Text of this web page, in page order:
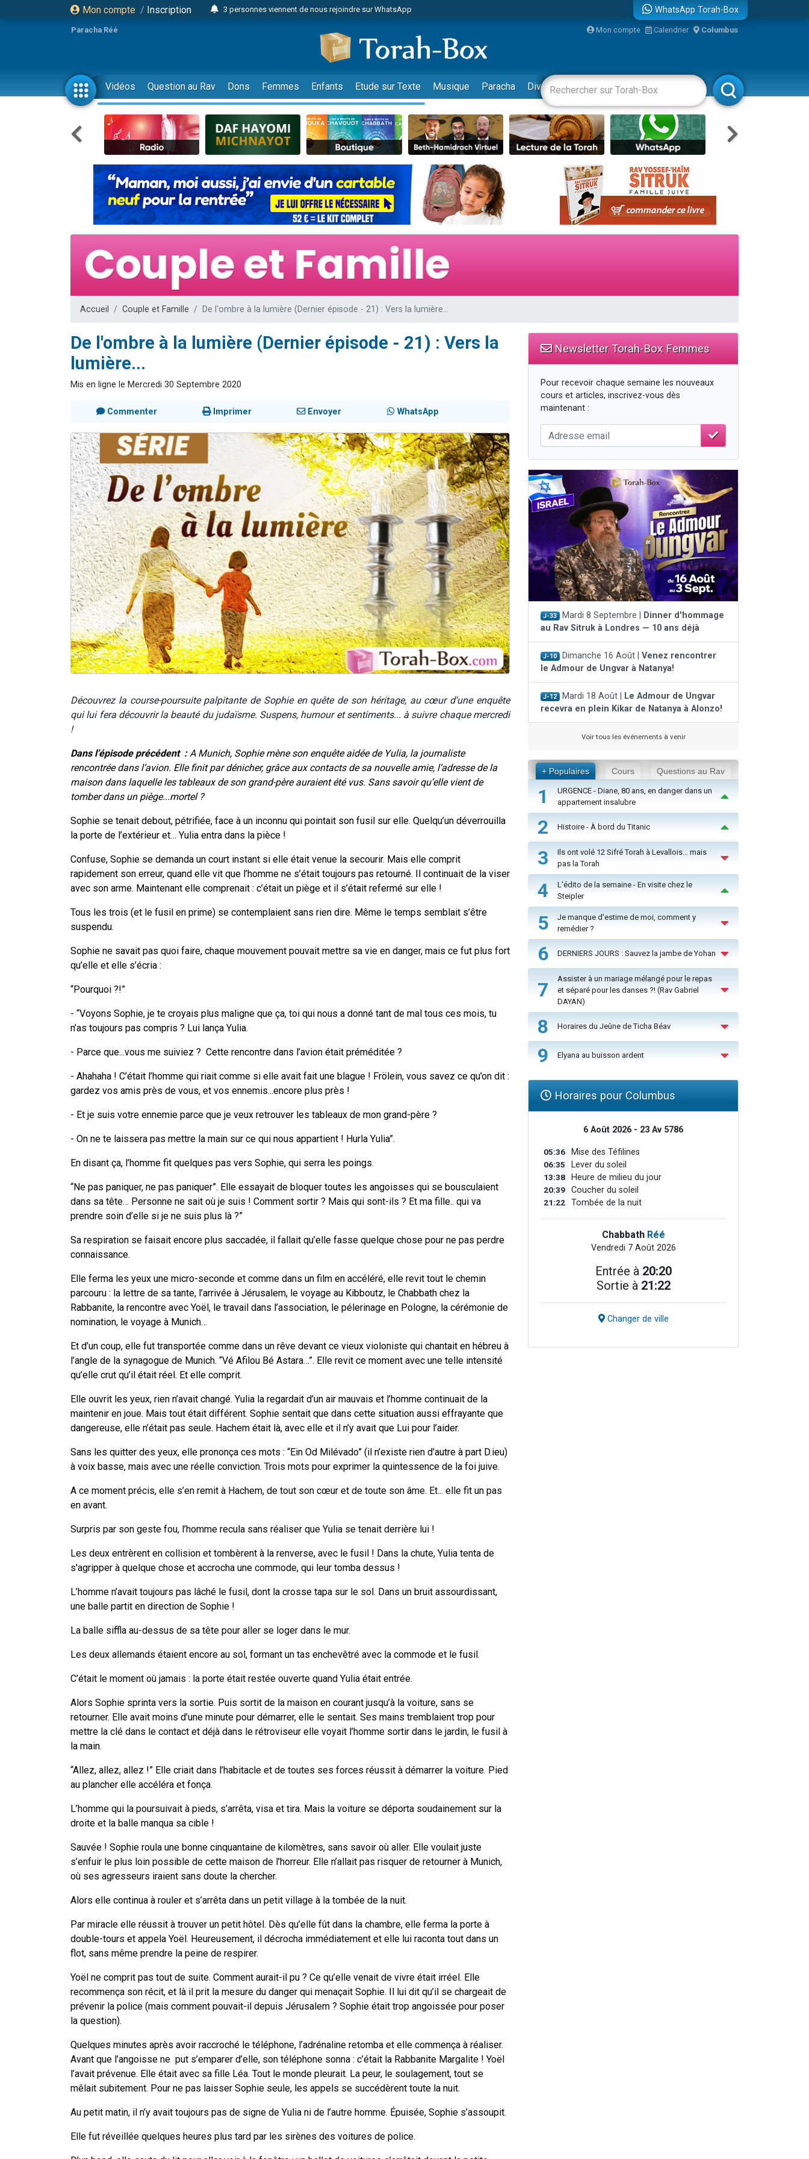
Mon compte / Inscription
3 personnes viennent de nous rejoindre sur WhatsApp
3 personnes viennent de faire un don pour 5 jours de vacances aux Orphelins
3 personnes viennent de faire un don pour Diane, 80 ans, dans un appartement insalubre
2 personnes viennent de nous rejoindre sur WhatsApp
13 personnes viennent de demander une bénédiction
30 personnes viennent de faire un don pour Sauvez la jambe de Yohan
Il reste 49 places pour étudier en groupe sur Zoom
12 nouvelles musiques dans Torah-Box Music
3 personnes viennent de nous rejoindre sur WhatsApp
2 personnes viennent de nous rejoindre sur WhatsApp
2 nouvelles musiques dans Torah-Box Music
3 personnes viennent de nous rejoindre sur WhatsApp
8 personnes viennent de faire un don pour Tsédaka : pauvres d'Israel
Nouvelle émission radio : Visions de grandeur n°104 : Le Chabbath et le Birkat Hamazone à travers le temps
61 personnes viennent de demander une bénédiction
Il reste 49 places pour étudier en groupe sur Zoom
Ariel vient de donner son Maasser
Nathaniel vient de donner son Maasser
4 personnes viennent de nous rejoindre sur WhatsApp
WhatsApp Torah-Box
Paracha Réé Mon compte Calendrier Columbus
Vidéos Question au Rav Dons Femmes Enfants Etude sur Texte Musique Paracha Divertissements Livres Rabbanim
Accueil Couple et Famille De l'ombre à la lumière (Dernier épisode - 21) : Vers la lumière...
De l'ombre à la lumière (Dernier épisode - 21) : Vers la
lumière...
Mis en ligne le Mercredi 30 Septembre 2020
Commenter Imprimer Envoyer WhatsApp
Découvrez la course-poursuite palpitante de Sophie en quête de son héritage, au cœur d'une enquête
qui lui fera découvrir la beauté du judaïsme. Suspens, humour et sentiments... à suivre chaque mercredi
!
Dans l’épisode précédent :A Munich, Sophie mène son enquête aidée de Yulia, la journaliste
rencontrée dans l’avion. Elle finit par dénicher, grâce aux contacts de sa nouvelle amie, l’adresse de la
maison dans laquelle les tableaux de son grand-père auraient été vus. Sans savoir qu’elle vient de
tomber dans un piège...mortel ?
Sophie se tenait debout, pétrifiée, face à un inconnu qui pointait son fusil sur elle. Quelqu’un déverrouilla
la porte de l’extérieur et… Yulia entra dans la pièce !
Confuse, Sophie se demanda un court instant si elle était venue la secourir. Mais elle comprit
rapidement son erreur, quand elle vit que l’homme ne s’était toujours pas retourné. Il continuait de la viser
avec son arme. Maintenant elle comprenait : c’était un piège et il s’était refermé sur elle !
Tous les trois (et le fusil en prime) se contemplaient sans rien dire. Même le temps semblait s’être
suspendu.
Sophie ne savait pas quoi faire, chaque mouvement pouvait mettre sa vie en danger, mais ce fut plus fort
qu’elle et elle s’écria :
“Pourquoi ?!”
- “Voyons Sophie, je te croyais plus maligne que ça, toi qui nous a donné tant de mal tous ces mois, tu
n’as toujours pas compris ? Lui lança Yulia.
- Parce que...vous me suiviez ? Cette rencontre dans l’avion était préméditée ?
- Ahahaha ! C’était l’homme qui riait comme si elle avait fait une blague ! Frölein, vous savez ce qu’on dit :
gardez vos amis près de vous, et vos ennemis...encore plus près !
- Et je suis votre ennemie parce que je veux retrouver les tableaux de mon grand-père ?
- On ne te laissera pas mettre la main sur ce qui nous appartient ! Hurla Yulia”.
En disant ça, l’homme fit quelques pas vers Sophie, qui serra les poings.
“Ne pas paniquer, ne pas paniquer”. Elle essayait de bloquer toutes les angoisses qui se bousculaient
dans sa tête… Personne ne sait où je suis ! Comment sortir ? Mais qui sont-ils ? Et ma fille.. qui va
prendre soin d’elle si je ne suis plus là ?”
Sa respiration se faisait encore plus saccadée, il fallait qu’elle fasse quelque chose pour ne pas perdre
connaissance.
Elle ferma les yeux une micro-seconde et comme dans un film en accéléré, elle revit tout le chemin
parcouru : la lettre de sa tante, l’arrivée à Jérusalem, le voyage au Kibboutz, le Chabbath chez la
Rabbanite, la rencontre avec Yoël, le travail dans l’association, le pélerinage en Pologne, la cérémonie de
nomination, le voyage à Munich…
Et d’un coup, elle fut transportée comme dans un rêve devant ce vieux violoniste qui chantait en hébreu à
l’angle de la synagogue de Munich. “Vé Afilou Bé Astara…”. Elle revit ce moment avec une telle intensité
qu’elle crut qu’il était réel. Et elle comprit.
Elle ouvrit les yeux, rien n’avait changé. Yulia la regardait d’un air mauvais et l’homme continuait de la
maintenir en joue. Mais tout était différent. Sophie sentait que dans cette situation aussi effrayante que
dangereuse, elle n’était pas seule. Hachem était là, avec elle et il n’y avait que Lui pour l’aider.
Sans les quitter des yeux, elle prononça ces mots : “Ein Od Milévado” (il n’existe rien d'autre à part D.ieu)
à voix basse, mais avec une réelle conviction. Trois mots pour exprimer la quintessence de la foi juive.
A ce moment précis, elle s’en remit à Hachem, de tout son cœur et de toute son âme. Et... elle fit un pas
en avant.
Surpris par son geste fou, l’homme recula sans réaliser que Yulia se tenait derrière lui !
Les deux entrèrent en collision et tombèrent à la renverse, avec le fusil ! Dans la chute, Yulia tenta de
s'agripper à quelque chose et accrocha une commode, qui leur tomba dessus !
L’homme n’avait toujours pas lâché le fusil, dont la crosse tapa sur le sol. Dans un bruit assourdissant,
une balle partit en direction de Sophie !
La balle siffla au-dessus de sa tête pour aller se loger dans le mur.
Les deux allemands étaient encore au sol, formant un tas enchevêtré avec la commode et le fusil.
C’était le moment où jamais : la porte était restée ouverte quand Yulia était entrée.
Alors Sophie sprinta vers la sortie. Puis sortit de la maison en courant jusqu’à la voiture, sans se
retourner. Elle avait moins d’une minute pour démarrer, elle le sentait. Ses mains tremblaient trop pour
mettre la clé dans le contact et déjà dans le rétroviseur elle voyait l’homme sortir dans le jardin, le fusil à
la main.
“Allez, allez, allez !” Elle criait dans l’habitacle et de toutes ses forces réussit à démarrer la voiture. Pied
au plancher elle accéléra et fonça.
L’homme qui la poursuivait à pieds, s’arrêta, visa et tira. Mais la voiture se déporta soudainement sur la
droite et la balle manqua sa cible !
Sauvée ! Sophie roula une bonne cinquantaine de kilomètres, sans savoir où aller. Elle voulait juste
s’enfuir le plus loin possible de cette maison de l’horreur. Elle n’allait pas risquer de retourner à Munich,
où ses agresseurs iraient sans doute la chercher.
Alors elle continua à rouler et s’arrêta dans un petit village à la tombée de la nuit.
Par miracle elle réussit à trouver un petit hôtel. Dès qu’elle fût dans la chambre, elle ferma la porte à
double-tours et appela Yoël. Heureusement, il décrocha immédiatement et elle lui raconta tout dans un
flot, sans même prendre la peine de respirer.
Yoël ne comprit pas tout de suite. Comment aurait-il pu ? Ce qu’elle venait de vivre était irréel. Elle
recommença son récit, et là il prit la mesure du danger qui menaçait Sophie. Il lui dit qu’il se chargeait de
prévenir la police (mais comment pouvait-il depuis Jérusalem ? Sophie était trop angoissée pour poser
la question).
Quelques minutes après avoir raccroché le téléphone, l’adrénaline retomba et elle commença à réaliser.
Avant que l’angoisse ne put s’emparer d’elle, son téléphone sonna : c’était la Rabbanite Margalite ! Yoël
l’avait prévenue. Elle était avec sa fille Léa. Tout le monde pleurait. La peur, le soulagement, tout se
mêlait subitement. Pour ne pas laisser Sophie seule, les appels se succédèrent toute la nuit.
Au petit matin, il n’y avait toujours pas de signe de Yulia ni de l’autre homme. Épuisée, Sophie s’assoupit.
Elle fut réveillée quelques heures plus tard par les sirènes des voitures de police.
Newsletter Torah-Box Femmes
Pour recevoir chaque semaine les nouveaux
cours et articles, inscrivez-vous dès
maintenant :
J-33 Mardi 8 Septembre |
Dinner d'hommage
au Rav Sitruk à Londres — 10 ans déjà
J-10 Dimanche 16 Août | Venez rencontrer
le Admour de Ungvar à Natanya!
J-12 Mardi 18 Août |
Le Admour de Ungvar
recevra en plein Kikar de Natanya à Alonzo!
Voir tous les événements à venir
+ Populaires Cours Questions au Rav
1
URGENCE - Diane, 80 ans, en danger dans un
appartement insalubre
2 Histoire - À bord du Titanic
3
Ils ont volé 12 Sifré Torah à Levallois… mais
pas la Torah
4
L'édito de la semaine - En visite chez le
Steipler
5
Je manque d'estime de moi, comment y
remédier ?
6 DERNIERS JOURS : Sauvez la jambe de Yohan
7
Assister à un mariage mélangé pour le repas
et séparé pour les danses ?! (Rav Gabriel
DAYAN)
8 Horaires du Jeûne de Ticha Béav
9 Elyana au buisson ardent
Horaires pour Columbus
6 Août 2026 - 23 Av 5786
05:36 Mise des Téfilines
06:35 Lever du soleil
13:38 Heure de milieu du jour
20:39 Coucher du soleil
21:22 Tombée de la nuit
Chabbath Réé
Vendredi 7 Août 2026
Entrée à 20:20
Sortie à 21:22
Changer de ville